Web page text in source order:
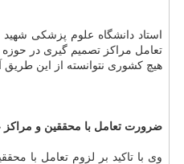
استاد دانشگاه علوم پزشكی
تعامل مراكز تصمیم گیری در
هیچ كشوری نتوانسته از این طریق
ضرورت تعامل با محققین و
وی با تاكید بر لزوم تعامل با